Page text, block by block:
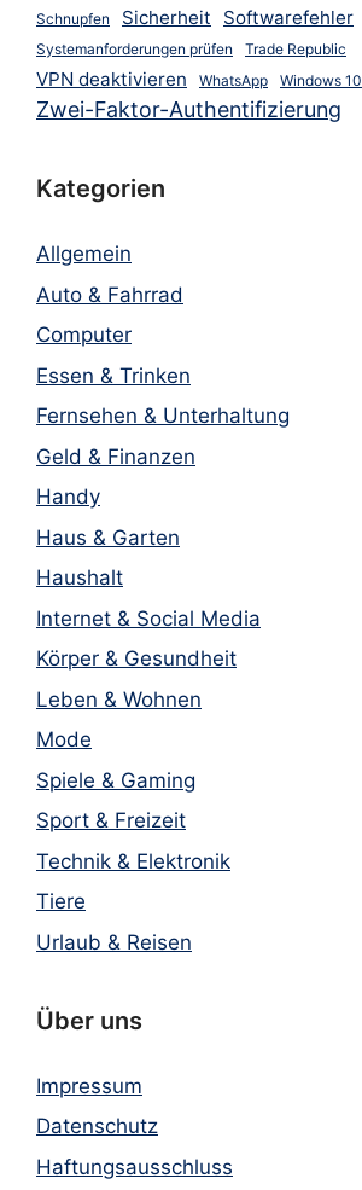
Schnupfen Sicherheit Softwarefehler
Systemanforderungen prüfen
Trade Republic
VPN deaktivieren WhatsApp Windows 10
Zwei-Faktor-Authentifizierung
Kategorien
Allgemein
Auto & Fahrrad
Computer
Essen & Trinken
Fernsehen & Unterhaltung
Geld & Finanzen
Handy
Haus & Garten
Haushalt
Internet & Social Media
Körper & Gesundheit
Leben & Wohnen
Mode
Spiele & Gaming
Sport & Freizeit
Technik & Elektronik
Tiere
Urlaub & Reisen
Über uns
Impressum
Datenschutz
Haftungsausschluss